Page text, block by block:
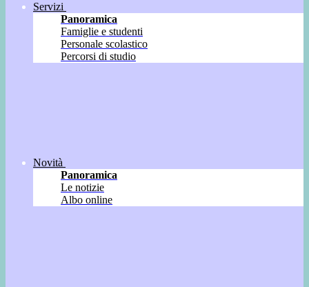
Servizi
Panoramica
Famiglie e studenti
Personale scolastico
Percorsi di studio
Novità
Panoramica
Le notizie
Albo online